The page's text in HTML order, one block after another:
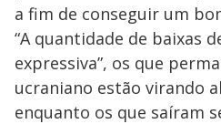
a fim de conseguir um
“A quantidade de baixas
expressiva”, os que
ucraniano estão virando
enquanto os que saíram